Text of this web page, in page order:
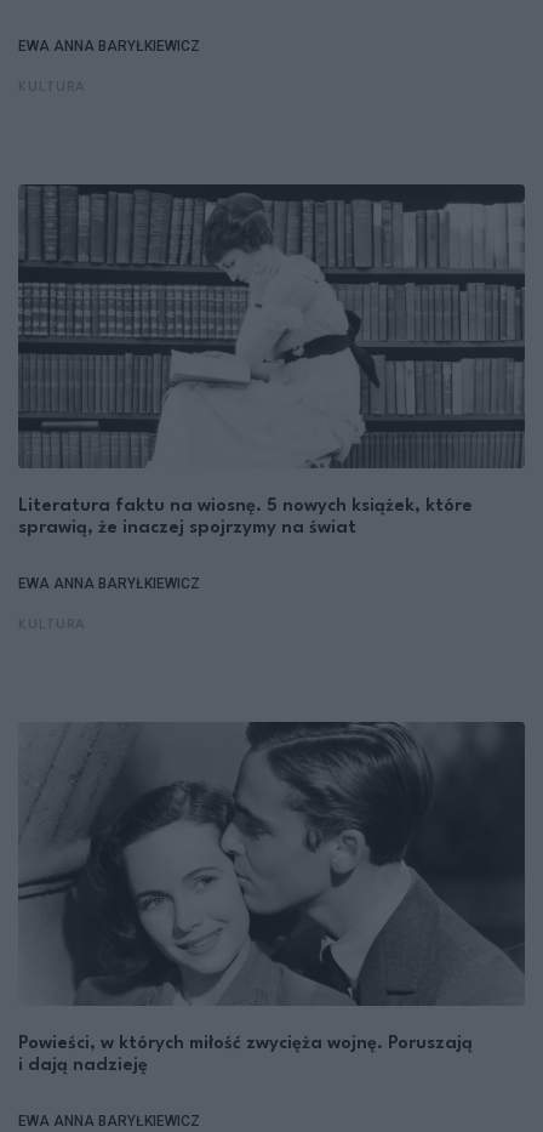
EWA ANNA BARYŁKIEWICZ
Literatura faktu na wiosnę. 5 nowych książek, które
sprawią, że inaczej spojrzymy na świat
EWA ANNA BARYŁKIEWICZ
Powieści, w których miłość zwycięża wojnę. Poruszają
i dają nadzieję
EWA ANNA BARYŁKIEWICZ